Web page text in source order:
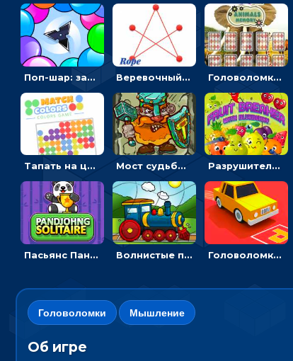
Поп-шар: запускать колючку, чтобы лопать воздушные шарики Веревочный мастер: двигай узелки и развязывай их Головоломка с животными: переворачивать карточки, чтобы находить пару
Тапать на цветные точки, чтобы взрывать одинаковые - три в ряд Мост судьбы: прыгать по платформам и бить молотом орков Разрушитель фруктов: стрелять ягодами по ананасам
Пасьянс Панджонг: собирать карты по порядку, чтобы очистить поле Волнистые пазлы с транспортом: собирай картинку из частей Головоломка Парк-стоянка: рисовать линии, чтобы парковать машины
Головоломки Мышление
Об игре